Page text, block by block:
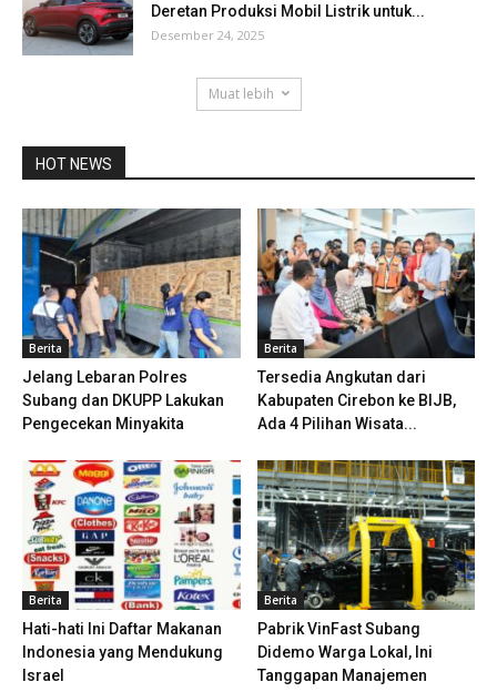
Deretan Produksi Mobil Listrik untuk...
Desember 24, 2025
Muat lebih
HOT NEWS
Berita
Jelang Lebaran Polres
Subang dan DKUPP Lakukan
Pengecekan Minyakita
Berita
Tersedia Angkutan dari
Kabupaten Cirebon ke BIJB,
Ada 4 Pilihan Wisata...
Berita
Hati-hati Ini Daftar Makanan
Indonesia yang Mendukung
Israel
Berita
Pabrik VinFast Subang
Didemo Warga Lokal, Ini
Tanggapan Manajemen